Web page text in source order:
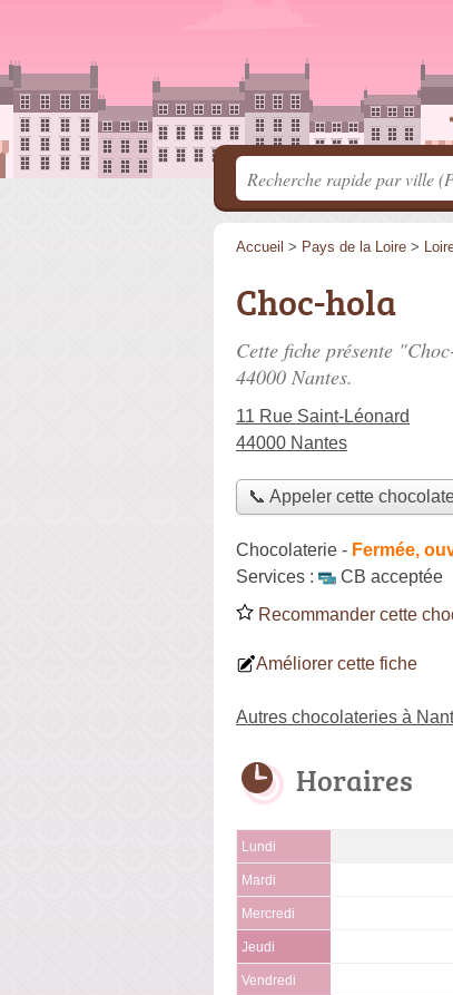
Accueil > Pays de la Loire >
Choc-hola
Cette fiche présente
44000 Nantes.
11 Rue Saint-Léonard
44000 Nantes
📞 Appeler cette
Chocolaterie - Fermée,
Services :
CB acceptée
Recommander cette
Améliorer cette fiche
Autres chocolateries à
Horaires
Lundi
Mardi
Mercredi
Jeudi
Vendredi